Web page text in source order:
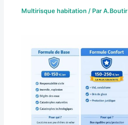
Multirisque habitation / ParA.Boutir